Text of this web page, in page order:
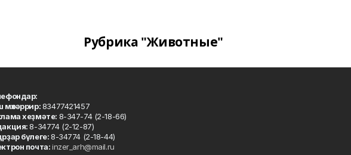
Рубрика "Животные"
мөхәррир:83477421457
хеҙмәте: 8-347-74 (2-18-66)
8-34774 (2-12-87)
бүлеге:8-34774 (2-18-44)
почта:inzer_arh@mail.ru